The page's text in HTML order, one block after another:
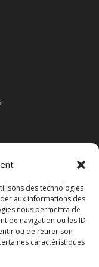
des technologies
aux informations des
nous permettra de
de navigation ou les ID
ou de retirer son
caractéristiques